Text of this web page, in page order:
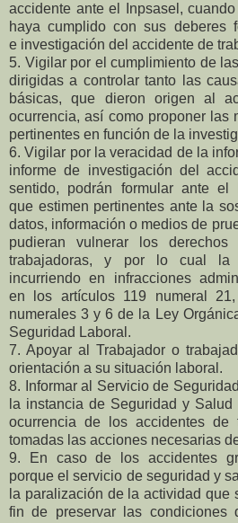
accidente ante el Inpsasel,
haya cumplido con sus deberes
e investigación del accidente de
5. Vigilar por el cumplimiento de
dirigidas a controlar tanto las
básicas, que dieron origen al
ocurrencia, así como proponer las
pertinentes en función de la
6. Vigilar por la veracidad de la
informe de investigación del
sentido, podrán formular ante el
que estimen pertinentes ante la
datos, información o medios de
pudieran vulnerar los
trabajadoras, y por lo cual la
incurriendo en infracciones
en los artículos 119 numeral
numerales 3 y 6 de la Ley
Seguridad Laboral.
7. Apoyar al Trabajador o
orientación a su situación laboral.
8. Informar al Servicio de
la instancia de Seguridad y
ocurrencia de los accidentes de
tomadas las acciones necesarias
9. En caso de los accidentes
porque el servicio de seguridad y
la paralización de la actividad que
fin de preservar las condiciones